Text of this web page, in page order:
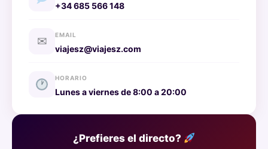
+34 685 566 148
✉ EMAIL
viajesz@viajesz.com
HORARIO
Lunes a viernes de 8:00 a 20:00
¿Prefieres el directo?